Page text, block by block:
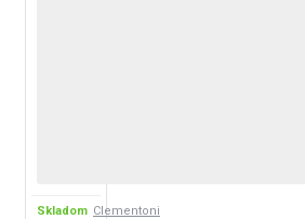
Skladom Clementoni